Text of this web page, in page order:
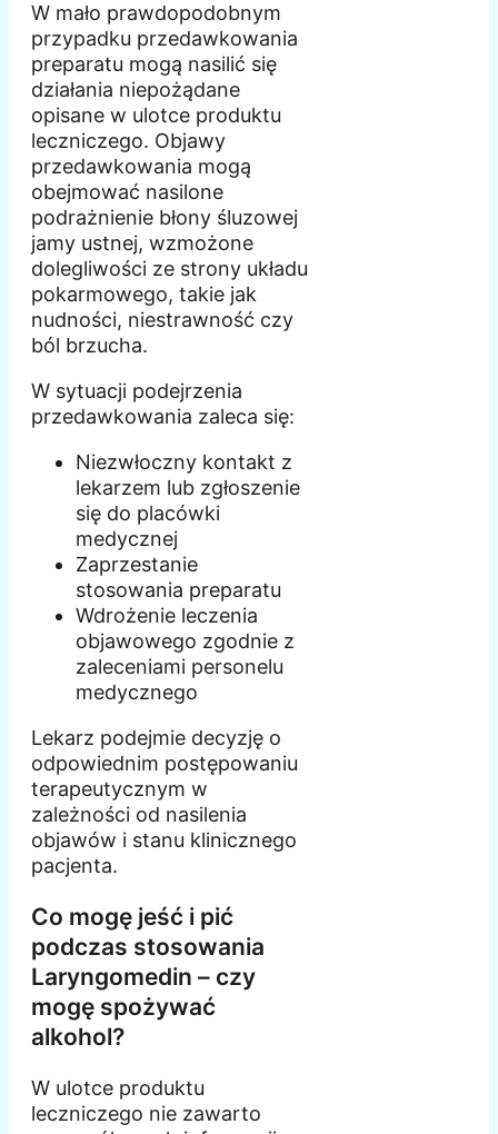
W mało prawdopodobnym
przypadku przedawkowania
preparatu mogą nasilić się
działania niepożądane
opisane w ulotce produktu
leczniczego. Objawy
przedawkowania mogą
obejmować nasilone
podrażnienie błony śluzowej
jamy ustnej, wzmożone
dolegliwości ze strony układu
pokarmowego, takie jak
nudności, niestrawność czy
ból brzucha.
W sytuacji podejrzenia
przedawkowania zaleca się:
Niezwłoczny kontakt z
lekarzem lub zgłoszenie
się do placówki
medycznej
Zaprzestanie
stosowania preparatu
Wdrożenie leczenia
objawowego zgodnie z
zaleceniami personelu
medycznego
Lekarz podejmie decyzję o
odpowiednim postępowaniu
terapeutycznym w
zależności od nasilenia
objawów i stanu klinicznego
pacjenta.
Co mogę jeść i pić
podczas stosowania
Laryngomedin – czy
mogę spożywać
alkohol?
W ulotce produktu
leczniczego nie zawarto